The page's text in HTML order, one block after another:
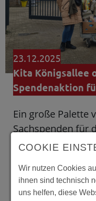
23.12.2025
Kita Königsallee
Spendenaktion
Ein große Palette
Sachspenden für
übergaben kurz
Königsallee in
wurden Futter,…
COOKIE
Wir nutzen Cookies
ihnen sind technisch
uns helfen, diese